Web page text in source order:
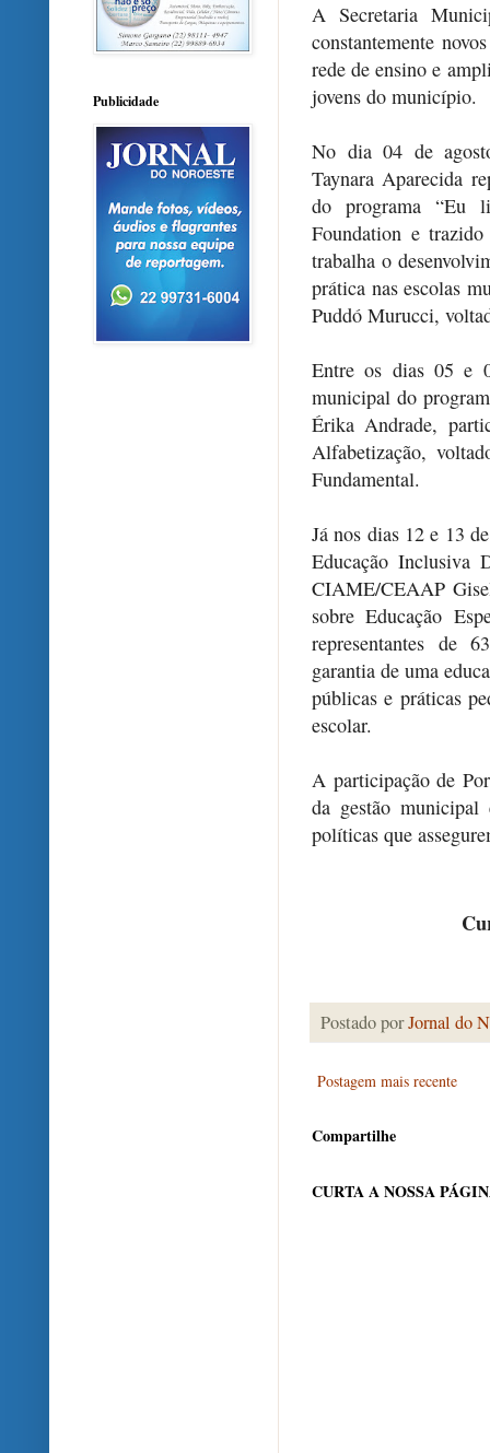
A Secretaria
constantemente
rede de ensino e
jovens do município.
No dia 04 de
Taynara Aparecida
do programa “Eu
Foundation e
trabalha o
prática nas escolas
Puddó Murucci,
Entre os dias 05 e
municipal do
Érika Andrade,
Alfabetização,
Fundamental.
Já nos dias 12 e 13
Educação Inclusiva
CIAME/CEAAP
sobre Educação
representantes de
garantia de uma
públicas e práticas
escolar.
A participação de
da gestão
políticas que
Postado porJornal do
Postagem mais recente
Compartilhe
CURTA A NOSSA
Publicidade